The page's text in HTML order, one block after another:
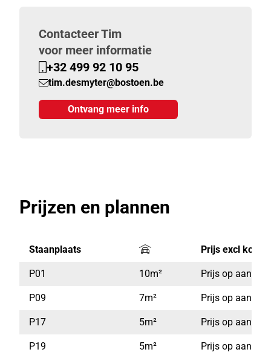
Contacteer Tim
voor meer informatie
+32 499 92 10 95
tim.desmyter@bostoen.be
Ontvang meer info
Prijzen en plannen
Staanplaats Prijs excl
P01 10m² Prijs op
P09 7m² Prijs op
P17 5m² Prijs op
P19 5m² Prijs op